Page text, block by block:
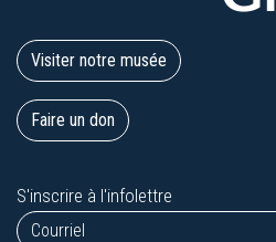
Visiter notre musée
Faire un don
S'inscrire à l'infolettre